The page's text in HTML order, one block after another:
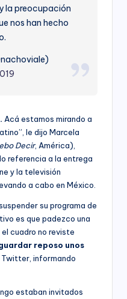
la preocupación
nos han hecho
Acá estamos mirando a
le dijo Marcela
Decir, América),
referencia a la entrega
y la televisión
a cabo en México.
su programa de
es que padezco una
cuadro no reviste
reposo unos
Twitter, informando
estaban invitados